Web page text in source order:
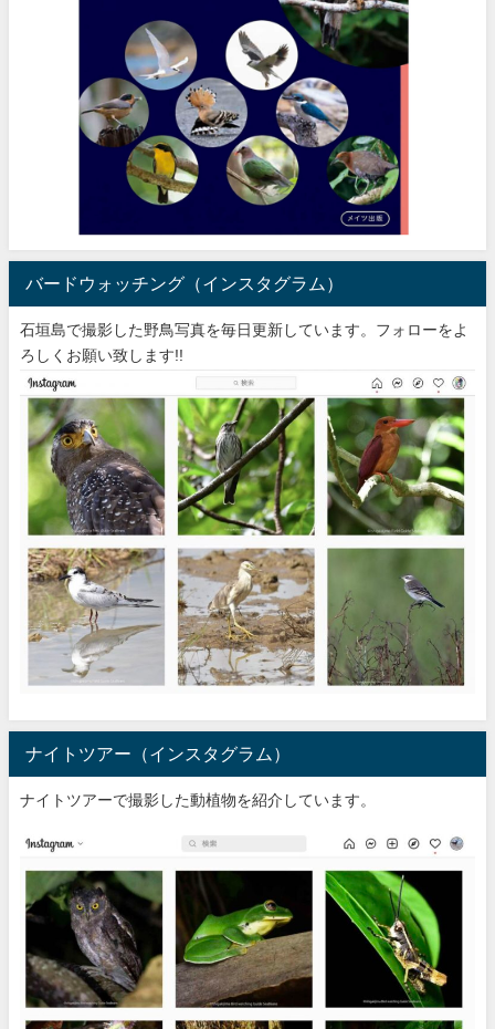
バードウォッチング（インスタグラム）
石垣島で撮影した野鳥写真を毎日更新しています。フォローをよ
ろしくお願い致します!!
ナイトツアー（インスタグラム）
ナイトツアーで撮影した動植物を紹介しています。